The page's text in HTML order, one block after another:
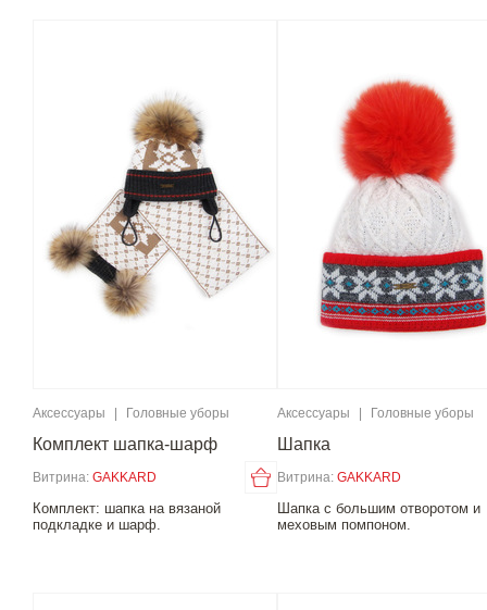
Аксессуары Головные уборы
Комплект шапка-шарф
Витрина: GAKKARD
Комплект: шапка на вязаной
подкладке и шарф.
Аксессуары Головные уборы
Шапка
Витрина: GAKKARD
Шапка с большим отворотом и
меховым помпоном.